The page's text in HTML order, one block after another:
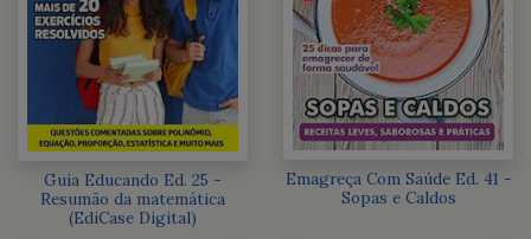
Guia Educando Ed. 25 -
Resumão da matemática
(EdiCase Digital)
Emagreça Com Saúde Ed. 41 -
Sopas e Caldos